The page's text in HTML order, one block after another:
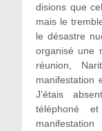
disions que
mais le
le désastre
organisé une
réunion,
manifestation
J’étais
téléphoné